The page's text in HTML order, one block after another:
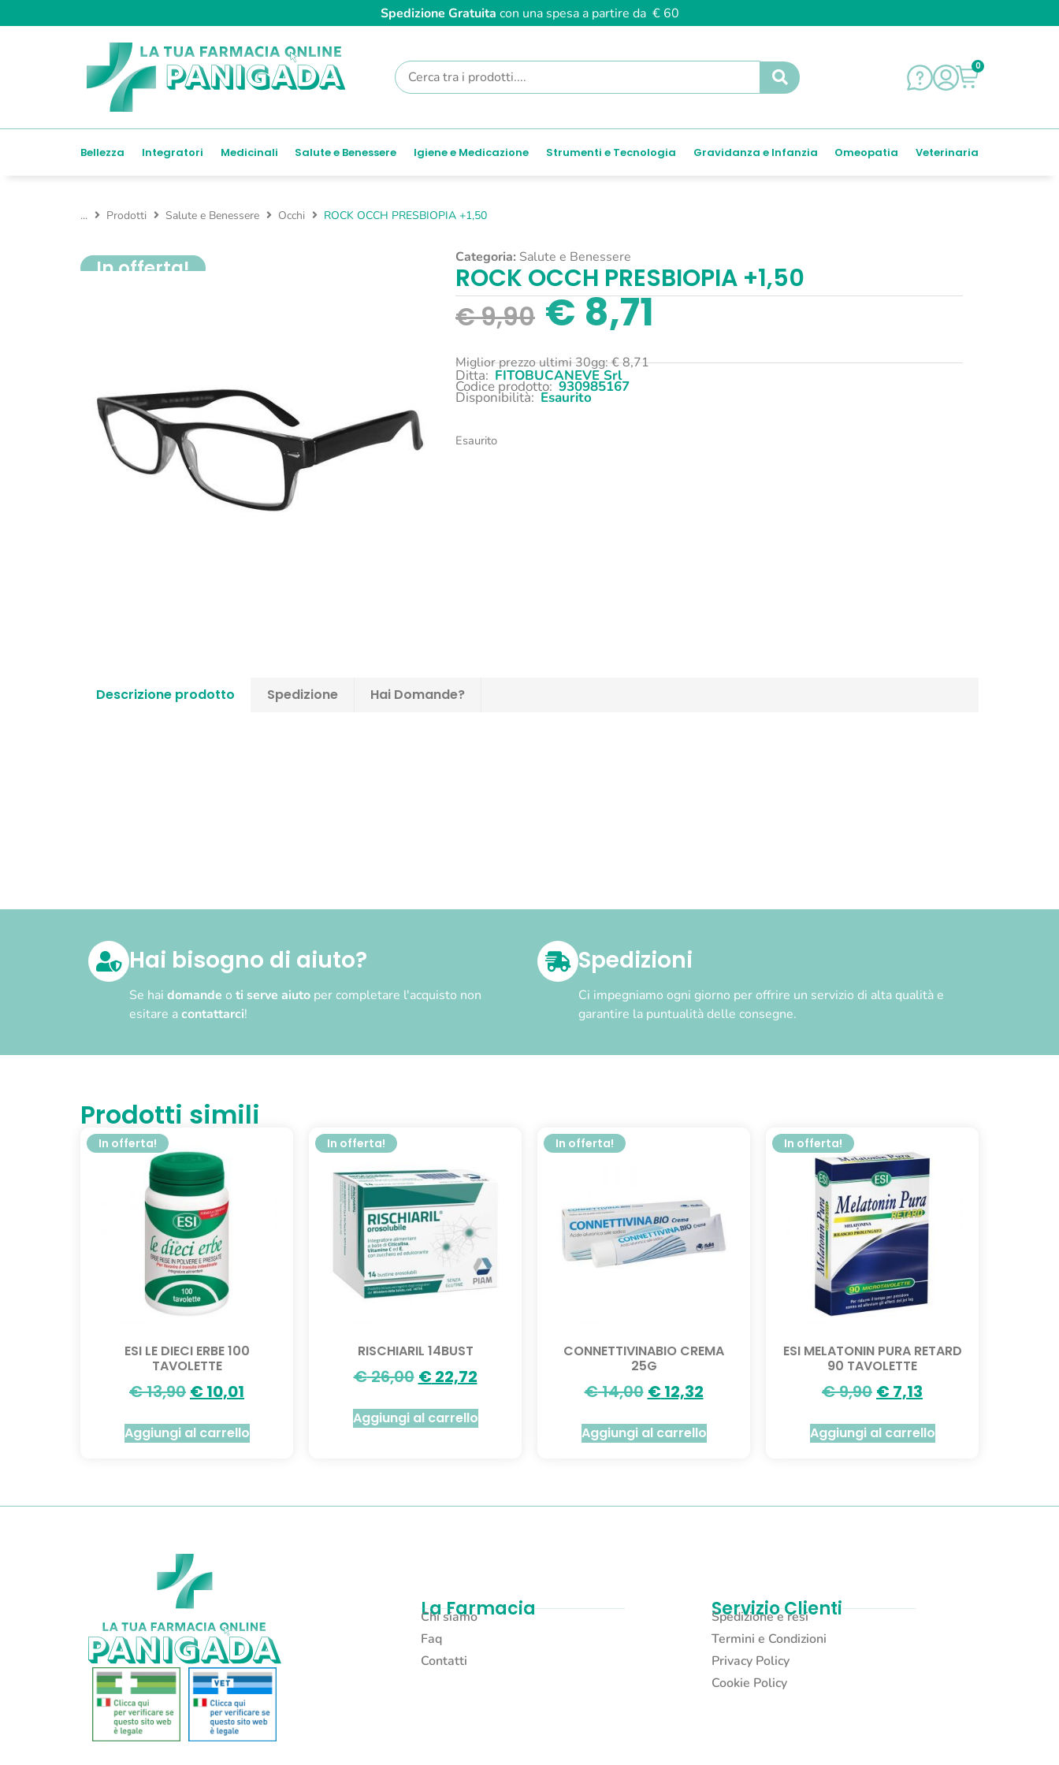
Spedizione Gratuita con una spesa a partire da € 60
0
Bellezza Integratori Medicinali Salute e Benessere Igiene e Medicazione Strumenti e Tecnologia Gravidanza e Infanzia Omeopatia Veterinaria
... Prodotti Salute e Benessere Occhi ROCK OCCH PRESBIOPIA +1,50
In offerta! Categoria: Salute e Benessere
ROCK OCCH PRESBIOPIA +1,50
€9,90 €8,71
Miglior prezzo ultimi 30gg:€8,71
Ditta: FITOBUCANEVE Srl
Codice prodotto: 930985167
Disponibilità: Esaurito
Esaurito
Descrizione prodotto Spedizione Hai Domande?
Hai bisogno di aiuto?
Se hai domande o ti serve aiuto per completare l'acquisto non
esitare acontattarci!
Spedizioni
Ci impegniamo ogni giorno per offrire un servizio di alta qualità e
garantire la puntualità delle consegne.
Prodotti simili
In offerta!
ESI LE DIECI ERBE 100
TAVOLETTE
€13,90 €10,01
Aggiungi al carrello
In offerta!
RISCHIARIL 14BUST
€26,00 €22,72
Aggiungi al carrello
In offerta!
CONNETTIVINABIO CREMA
25G
€14,00 €12,32
Aggiungi al carrello
In offerta!
ESI MELATONIN PURA RETARD
90 TAVOLETTE
€9,90 €7,13
Aggiungi al carrello
La Farmacia
Chi siamo
Faq
Contatti
Servizio Clienti
Spedizione e resi
Termini e Condizioni
Privacy Policy
Cookie Policy